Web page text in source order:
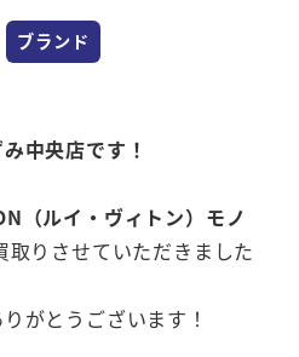
カテゴリー
ブランド
中央店です！
（ルイ・ヴィトン）モノ
取りさせていただきました
がとうございます！